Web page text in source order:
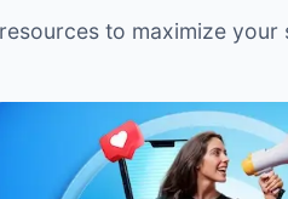
to maximize your